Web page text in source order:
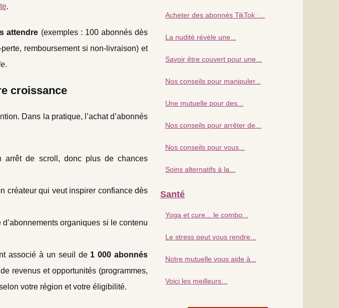
.
attendre (exemples : 100 abonnés dès
remboursement si non-livraison) et
.
croissance
Dans la pratique, l’achat d’abonnés
arrêt de scroll, donc plus de chances
créateur qui veut inspirer confiance dès
organiques si le contenu
associé à un seuil de 1 000 abonnés
revenus et opportunités (programmes,
votre région et votre éligibilité.
Acheter des abonnés TikTok :...
La nudité révèle une...
Savoir être couvert pour une...
Nos conseils pour manipuler...
Une mutuelle pour des...
Nos conseils pour arrêter de...
Nos conseils pour vous...
Soins alternatifs à la...
Santé
Yoga et cure... le combo...
Le stress peut vous rendre...
Notre mutuelle vous aide à...
Voici les meilleurs...